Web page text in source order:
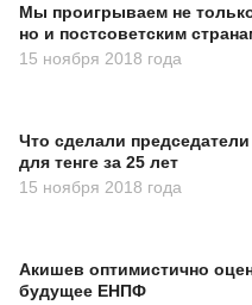
Мы проигрываем не
но и постсоветским
15 ноября 2018 года
Что сделали
для тенге за 25 лет
15 ноября 2018 года
Акишев оптимистично
будущее ЕНПФ